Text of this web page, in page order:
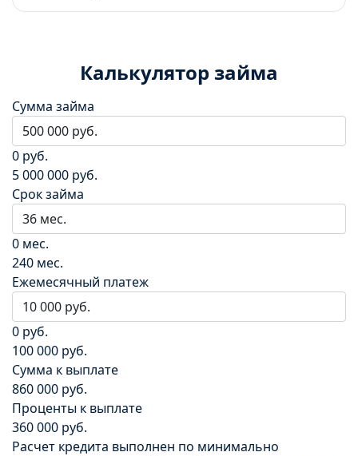
Калькулятор займа
Сумма займа
0 руб.
5 000 000 руб.
Срок займа
0 мес.
240 мес.
Ежемесячный платеж
0 руб.
100 000 руб.
Сумма к выплате
860 000 руб.
Проценты к выплате
360 000 руб.
Расчет кредита выполнен по минимально